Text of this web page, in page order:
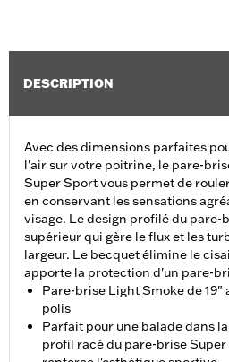
DESCRIPTION
Avec des dimensions parfaites
l'air sur votre poitrine, le pare-
Super Sport vous permet de
en conservant les sensations
visage. Le design profilé du
supérieur qui gère le flux et les
largeur. Le becquet élimine le
apporte la protection d'un pare-
Pare-brise Light Smoke de
polis
Parfait pour une balade dans
profil racé du pare-brise